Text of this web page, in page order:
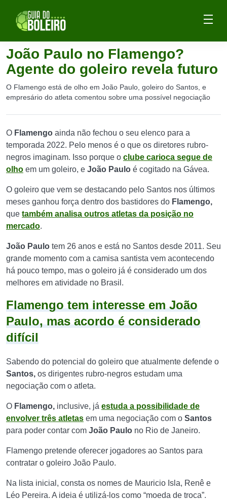
João Paulo no Flamengo?
Agente do goleiro revela futuro
O Flamengo está de olho em João Paulo, goleiro do Santos, e
empresário do atleta comentou sobre uma possível negociação
O Flamengo ainda não fechou o seu elenco para a
temporada 2022. Pelo menos é o que os diretores rubro-
negros imaginam. Isso porque o clube carioca segue de
olho em um goleiro, e João Paulo é cogitado na Gávea.
O goleiro que vem se destacando pelo Santos nos últimos
meses ganhou força dentro dos bastidores do Flamengo,
que também analisa outros atletas da posição no
mercado.
João Paulo tem 26 anos e está no Santos desde 2011. Seu
grande momento com a camisa santista vem acontecendo
há pouco tempo, mas o goleiro já é considerado um dos
melhores em atividade no Brasil.
Flamengo tem interesse em João
Paulo, mas acordo é considerado
difícil
Sabendo do potencial do goleiro que atualmente defende o
Santos, os dirigentes rubro-negros estudam uma
negociação com o atleta.
O Flamengo, inclusive, já estuda a possibilidade de
envolver três atletas em uma negociação com o Santos
para poder contar com João Paulo no Rio de Janeiro.
Flamengo pretende oferecer jogadores ao Santos para
contratar o goleiro João Paulo.
Na lista inicial, consta os nomes de Mauricio Isla, Renê e
Léo Pereira. A ideia é utilizá-los como “moeda de troca”.